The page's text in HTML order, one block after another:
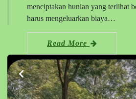
menciptakan hunian yang terlihat
harus mengeluarkan biaya…
Read More